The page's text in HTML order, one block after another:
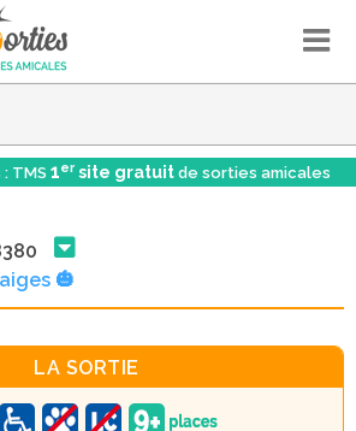
TMS 1er site gratuit de sorties amicales
🎃
LA SORTIE